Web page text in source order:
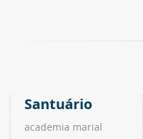
Santuário
academia marial